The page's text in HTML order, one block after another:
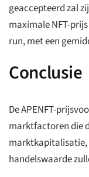
geaccepteerd zal
maximale NFT-
run, met een
Conclusie
De APENFT-
marktfactoren die
handelswaarde